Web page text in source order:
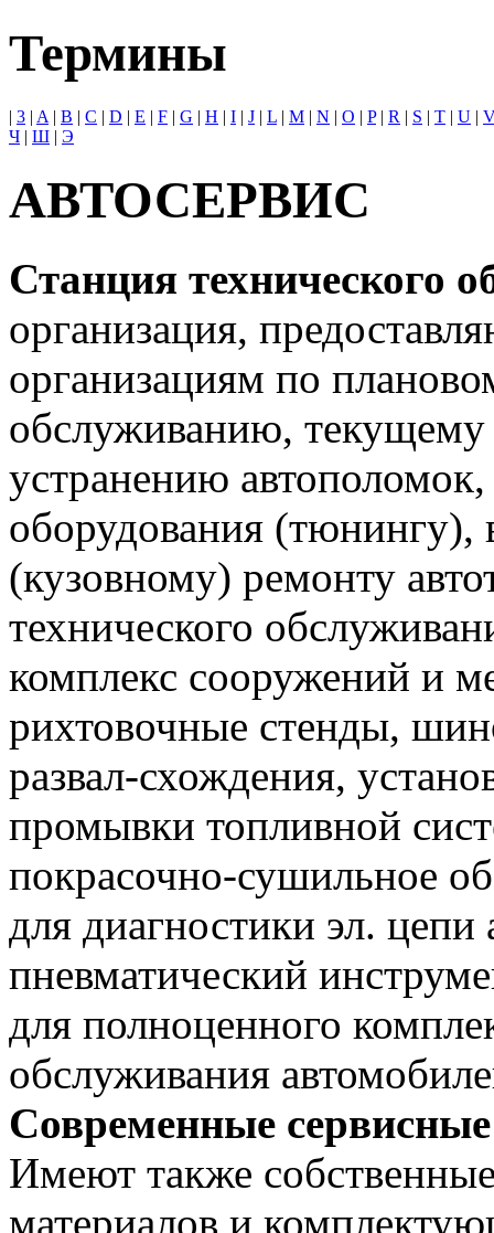
Термины
| 3 | A | B | C | D | E | F | G | H | I | J | L | M | N | O | P| R | S | T | U |
Ч | Ш | Э
АВТОСЕРВИС
Станция технического
организация,
организациям по
обслуживанию,
устранению
оборудования (тюнингу),
(кузовному) ремонту
технического
комплекс сооружений и
рихтовочные стенды,
развал-схождения,
промывки топливной
покрасочно-сушильное
для диагностики эл.
пневматический
для полноценного
обслуживания
Современные
Имеют также
материалов и